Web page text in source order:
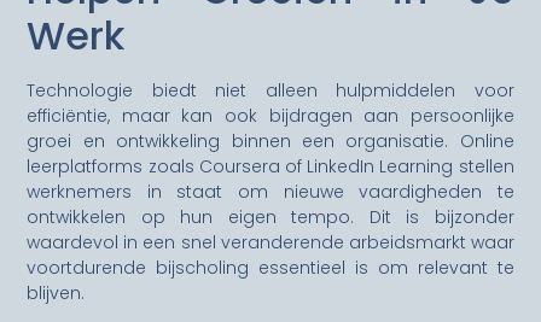
Werk
Technologie biedt niet alleen hulpmiddelen voor
efficiëntie, maar kan ook bijdragen aan persoonlijke
groei en ontwikkeling binnen een organisatie. Online
leerplatforms zoals Coursera of LinkedIn Learning stellen
werknemers in staat om nieuwe vaardigheden te
ontwikkelen op hun eigen tempo. Dit is bijzonder
waardevol in een snel veranderende arbeidsmarkt waar
voortdurende bijscholing essentieel is om relevant te
blijven.